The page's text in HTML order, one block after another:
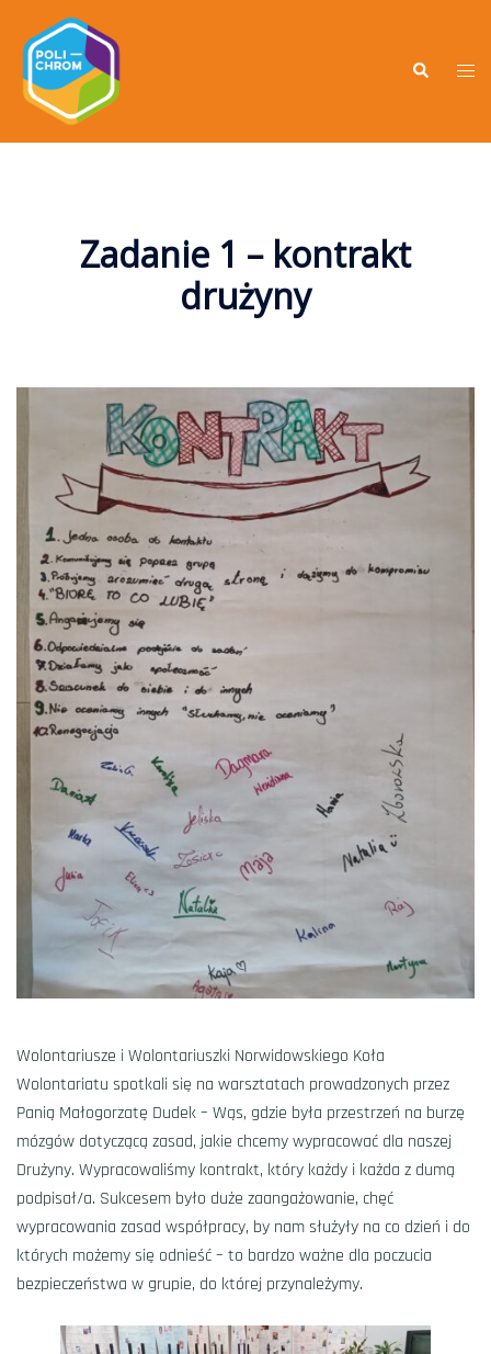
Zadanie 1 – kontrakt
drużyny
Wolontariusze i Wolontariuszki Norwidowskiego Koła
Wolontariatu spotkali się na warsztatach prowadzonych przez
Panią Małogorzatę Dudek – Wąs, gdzie była przestrzeń na burzę
mózgów dotyczącą zasad, jakie chcemy wypracować dla naszej
Drużyny. Wypracowaliśmy kontrakt, który każdy i każda z dumą
podpisał/a. Sukcesem było duże zaangażowanie, chęć
wypracowania zasad współpracy, by nam służyły na co dzień i do
których możemy się odnieść – to bardzo ważne dla poczucia
bezpieczeństwa w grupie, do której przynależymy.